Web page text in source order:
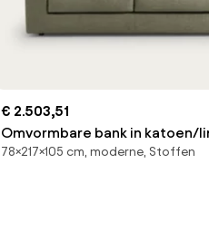
€ 2.503,51
Omvormbare bank in katoen/
Skander
78×217×105 cm, moderne, Stoffen